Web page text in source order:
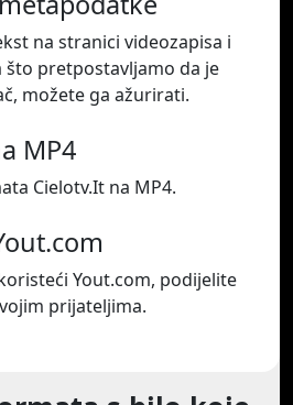
na stranici videozapisa i
što pretpostavljamo da je
možete ga ažurirati.
MP4
Cielotv.It na MP4.
Yout.com, podijelite
prijateljima.